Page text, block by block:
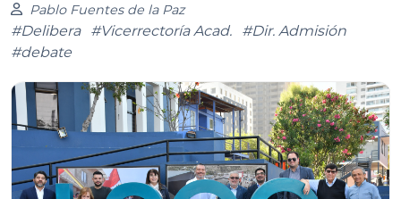
Pablo Fuentes de la Paz
#Delibera #Vicerrectoría Acad.
#Dir. Admisión
#debate